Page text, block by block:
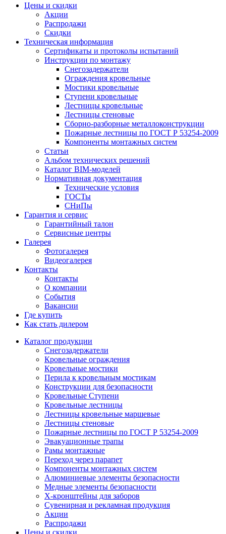
Цены и скидки
Акции
Распродажи
Скидки
Техническая информация
Сертификаты и протоколы испытаний
Инструкции по монтажу
Снегозадержатели
Ограждения кровельные
Мостики кровельные
Ступени кровельные
Лестницы кровельные
Лестницы стеновые
Сборно-разборные металлоконструкции
Пожарные лестницы по ГОСТ Р 53254-2009
Компоненты монтажных систем
Статьи
Альбом технических решений
Каталог BIM-моделей
Нормативная документация
Технические условия
ГОСТы
СНиПы
Гарантия и сервис
Гарантийный талон
Сервисные центры
Галерея
Фотогалерея
Видеогалерея
Контакты
Контакты
О компании
События
Вакансии
Где купить
Как стать дилером
Каталог продукции
Снегозадержатели
Кровельные ограждения
Кровельные мостики
Перила к кровельным мостикам
Конструкции для безопасности
Кровельные Ступени
Кровельные лестницы
Лестницы кровельные маршевые
Лестницы стеновые
Пожарные лестницы по ГОСТ Р 53254-2009
Эвакуационные трапы
Рамы монтажные
Переход через парапет
Компоненты монтажных систем
Алюминиевые элементы безопасности
Медные элементы безопасности
X-кронштейны для заборов
Сувенирная и рекламная продукция
Акции
Распродажи
Цены и скидки